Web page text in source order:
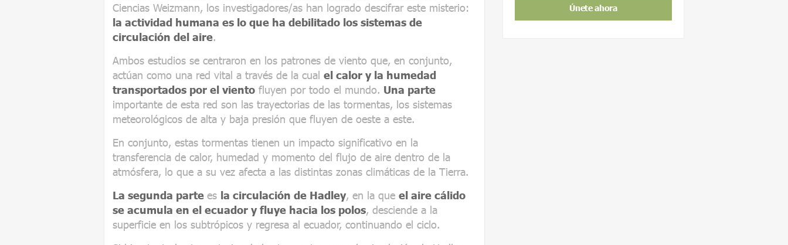
Ciencias Weizmann, los investigadores/as han logrado descifrar este misterio:
la actividad humana es lo que ha debilitado los sistemas de
circulación del aire.
Ambos estudios se centraron en los patrones de viento que, en conjunto,
actúan como una red vital a través de la cual el calor y la humedad
transportados por el viento fluyen por todo el mundo. Una parte
importante de esta red son las trayectorias de las tormentas, los sistemas
meteorológicos de alta y baja presión que fluyen de oeste a este.
En conjunto, estas tormentas tienen un impacto significativo en la
transferencia de calor, humedad y momento del flujo de aire dentro de la
atmósfera, lo que a su vez afecta a las distintas zonas climáticas de la Tierra.
La segunda parte es la circulación de Hadley, en la que el aire cálido
se acumula en el ecuador y fluye hacia los polos, desciende a la
superficie en los subtrópicos y regresa al ecuador, continuando el ciclo.